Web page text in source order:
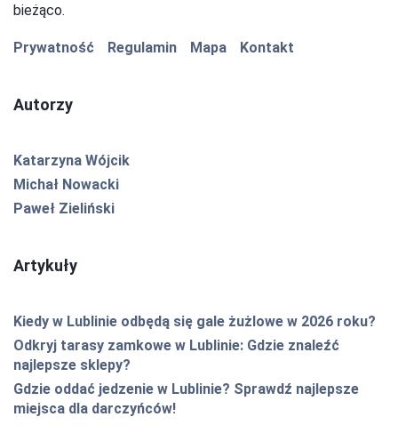
bieżąco.
Prywatność Regulamin Mapa Kontakt
Autorzy
Katarzyna Wójcik
Michał Nowacki
Paweł Zieliński
Artykuły
Kiedy w Lublinie odbędą się gale żużlowe w 2026 roku?
Odkryj tarasy zamkowe w Lublinie: Gdzie znaleźć
najlepsze sklepy?
Gdzie oddać jedzenie w Lublinie? Sprawdź najlepsze
miejsca dla darczyńców!